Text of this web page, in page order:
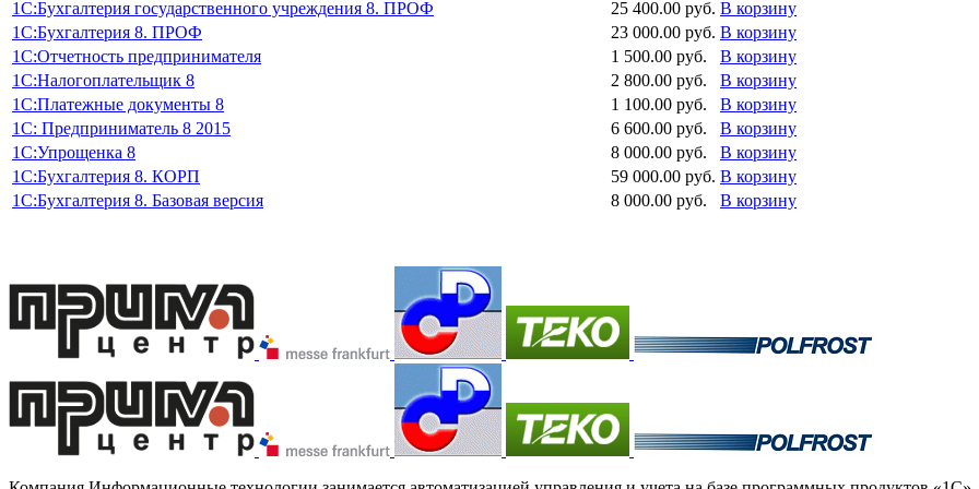
1С:Бухгалтерия государственного учреждения 8. ПРОФ
25 400.00 руб. В корзину
1C:Бухгалтерия 8. ПРОФ
23 000.00 руб. В корзину
1С:Отчетность предпринимателя
1 500.00 руб.
В корзину
1С:Налогоплательщик 8
2 800.00 руб.
В корзину
1С:Платежные документы 8
1 100.00 руб.
В корзину
1С: Предприниматель 8 2015
6 600.00 руб.
В корзину
1С:Упрощенка 8
8 000.00 руб.
В корзину
1С:Бухгалтерия 8. КОРП
59 000.00 руб. В корзину
1С:Бухгалтерия 8. Базовая версия
8 000.00 руб. В корзину